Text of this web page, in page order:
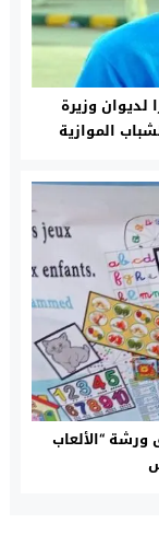
وزيرة
الموازية
“الألعاب